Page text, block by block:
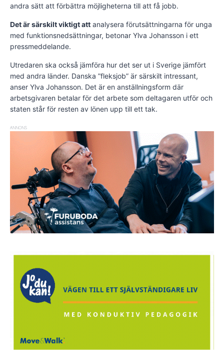
andra sätt att förbättra möjligheterna till att få jobb.
Det är särskilt viktigt att analysera förutsättningarna för unga
med funktionsnedsättningar, betonar Ylva Johansson i ett
pressmeddelande.
Utredaren ska också jämföra hur det ser ut i Sverige jämfört
med andra länder. Danska ”fleksjob” är särskilt intressant,
anser Ylva Johansson. Det är en anställningsform där
arbetsgivaren betalar för det arbete som deltagaren utför och
staten står för resten av lönen upp till ett tak.
ANNONS